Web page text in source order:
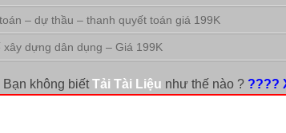
– dự thầu – thanh quyết toán giá 199K
dựng dân dụng – Giá 199K
Bạn không biếtTải Tài Liệu như thế nào ? ????